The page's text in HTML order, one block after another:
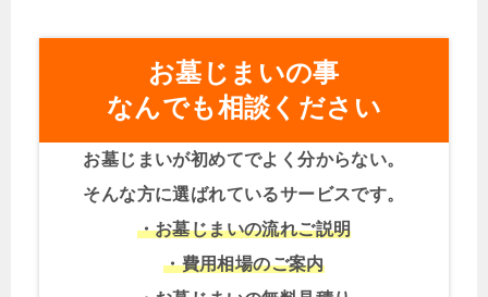
お墓じまいの事
なんでも相談ください
お墓じまいが初めてでよく分からない。
そんな方に選ばれているサービスです。
・お墓じまいの流れご説明
・費用相場のご案内